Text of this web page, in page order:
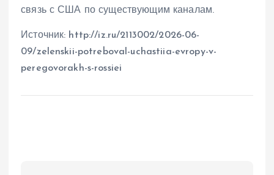
связь с США по существующим каналам.
Источник: http://iz.ru/2113002/2026-06-
09/zelenskii-potreboval-uchastiia-evropy-v-
peregovorakh-s-rossiei